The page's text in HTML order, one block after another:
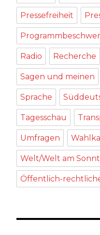
Pressefreiheit
Radio Recherche
Sagen und meinen
Sprache
Tagesschau
Umfragen
Welt/Welt am
Öffentlich-